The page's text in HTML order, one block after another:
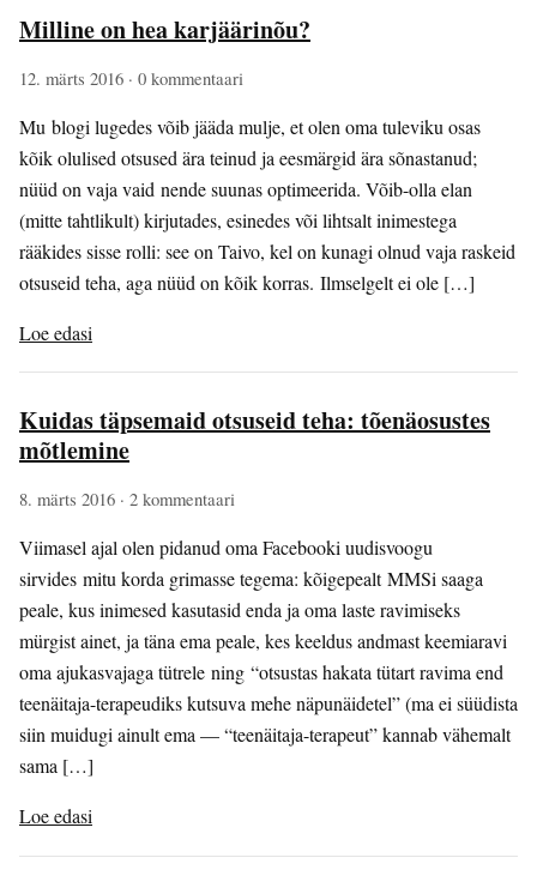
Milline on hea karjäärinõu?
12. märts 2016 · 0 kommentaari
Mu blogi lugedes võib jääda mulje, et olen oma tuleviku osas
kõik olulised otsused ära teinud ja eesmärgid ära sõnastanud;
nüüd on vaja vaid nende suunas optimeerida. Võib-olla elan
(mitte tahtlikult) kirjutades, esinedes või lihtsalt inimestega
rääkides sisse rolli: see on Taivo, kel on kunagi olnud vaja raskeid
otsuseid teha, aga nüüd on kõik korras. Ilmselgelt ei ole […]
Loe edasi
Kuidas täpsemaid otsuseid teha: tõenäosustes
mõtlemine
8. märts 2016 · 2 kommentaari
Viimasel ajal olen pidanud oma Facebooki uudisvoogu
sirvides mitu korda grimasse tegema: kõigepealt MMSi saaga
peale, kus inimesed kasutasid enda ja oma laste ravimiseks
mürgist ainet, ja täna ema peale, kes keeldus andmast keemiaravi
oma ajukasvajaga tütrele ning “otsustas hakata tütart ravima end
teenäitaja-terapeudiks kutsuva mehe näpunäidetel” (ma ei süüdista
siin muidugi ainult ema — “teenäitaja-terapeut” kannab vähemalt
sama […]
Loe edasi